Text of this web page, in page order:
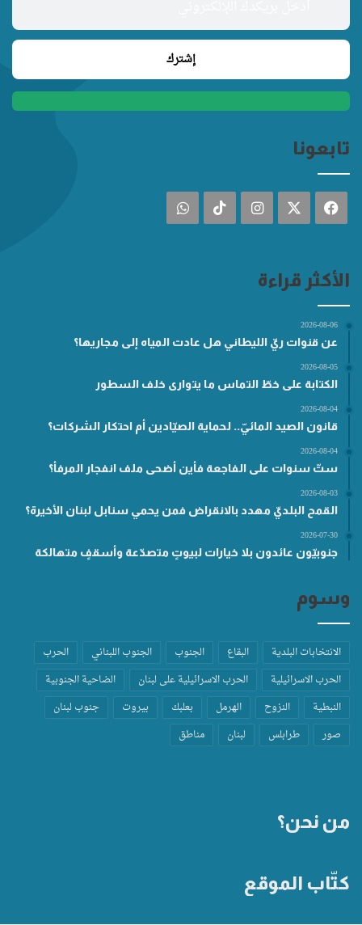
تابعونا
فيسبوك انستقرام ‫TikTokواتساب
الأكثر قراءة
2026-08-06
عن قنوات ريّ الليطاني هل عادت المياه إلى مجاريها؟
2026-08-05
الكتابة على خطّ التماس ما يتوارى خلف السطور
2026-08-04
قانون الصيد المائيّ.. لحماية الصيّادين أم احتكار الشركات؟
2026-08-04
ستّ سنوات على الفاجعة فأين أضحى ملف انفجار المرفأ؟
2026-08-03
القمح البلديّ مهدد بالانقراض فمن يحمي سنابل لبنان الأخيرة؟
2026-07-30
جنوبيّون عائدون بلا خيارات لبيوتٍ متصدّعة وأسقفٍ متهالكة
وسوم
الانتخابات البلدية البقاع الجنوب الجنوب اللبناني
الحرب
الحرب الاسرائيلية
الحرب الاسرائيلية على لبنان
الضاحية الجنوبية
النبطية
النزوح الهرمل بعلبك بيروت
جنوب لبنان
صور
طرابلس لبنان مناطق
من نحن؟
كتّاب الموقع